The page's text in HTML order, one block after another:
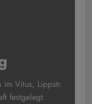
im Vitus, Lippstr.
festgelegt.